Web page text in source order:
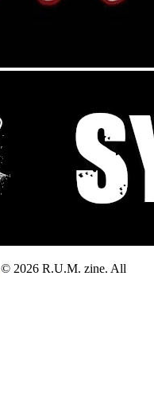
© 2026 R.U.M. zine. All